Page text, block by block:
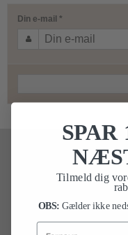
Din e-mail *
Spar 10%
Tilmeld dig vores
Gælder ikke
SPAR
Tilmeld dig
OBS: Gælder ikke
Fornavn